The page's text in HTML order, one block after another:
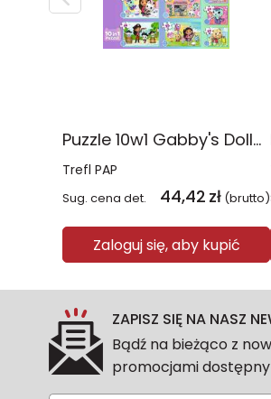
Puzzle 10w1 Gabby's Dollhouse Gabby i jej świat 96014
Trefl PAP
Sug. cena det. 44,42 zł (brutto)
Zaloguj się, aby kupić
ZAPISZ SIĘ NA NASZ
Bądź na bieżąco z
promocjami